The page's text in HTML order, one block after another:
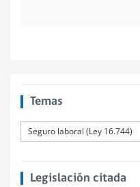
Temas
Seguro laboral (Ley 16.744)
Legislación citada